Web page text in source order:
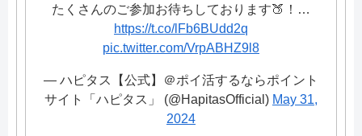
たくさんのご参加お待ちしております🍑！…
https://t.co/lFb6BUdd2q
pic.twitter.com/VrpABHZ9l8
— ハピタス【公式】＠ポイ活するならポイント
サイト「ハピタス」 (@HapitasOfficial) May 31,
2024